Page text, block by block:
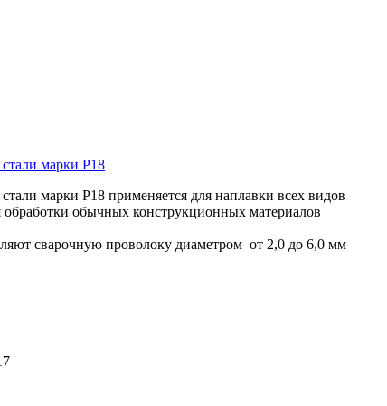
для обработки обычных конструкционных материалов
марки Р18
марки Р18 применяется для наплавки всех видов
обычных конструкционных материалов
сварочную проволоку диаметром от 2,0 до 6,0 мм